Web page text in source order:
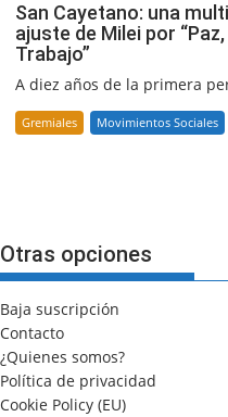
San Cayetano: una
ajuste de Milei por
Trabajo”
A diez años de la primera
Gremiales Movimientos Sociales
Otras opciones
Baja suscripción
Contacto
¿Quienes somos?
Política de privacidad
Cookie Policy (EU)